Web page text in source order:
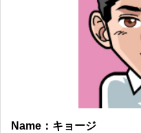
Name：キョージ